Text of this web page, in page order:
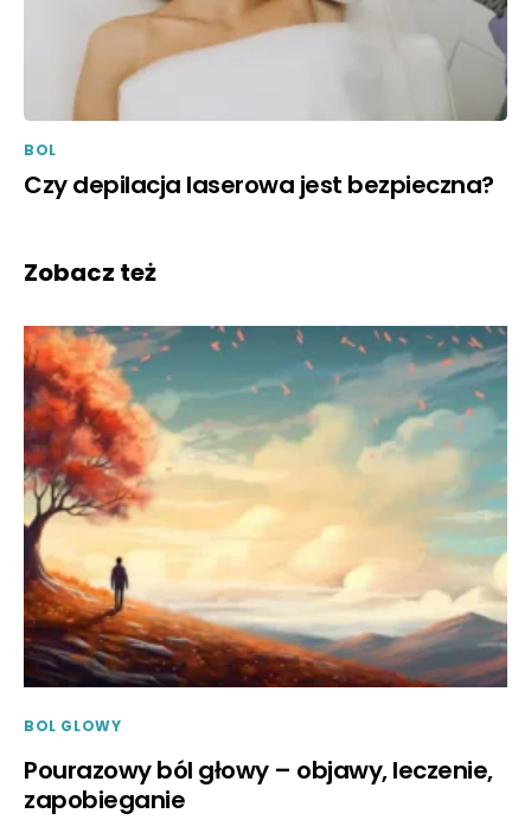
BOL
Czy depilacja laserowa jest bezpieczna?
Zobacz też
BOL GLOWY
Pourazowy ból głowy – objawy, leczenie,
zapobieganie